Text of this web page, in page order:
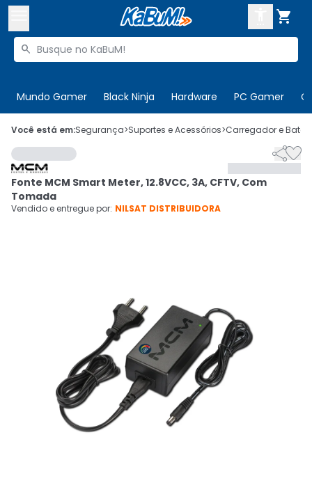

Buscar produtos

Mundo Gamer Black Ninja Hardware PC Gamer
 Olá. Acesse sua conta
 Departamentos
Cupons
CADASTRE-SE
Você está em:Segurança>Suportes e Acessórios>Carregador e

Fonte MCM Smart Meter, 12.8VCC, 3A, CFTV, Com
Tomada
Vendido e entregue por: NILSAT DISTRIBUIDORA